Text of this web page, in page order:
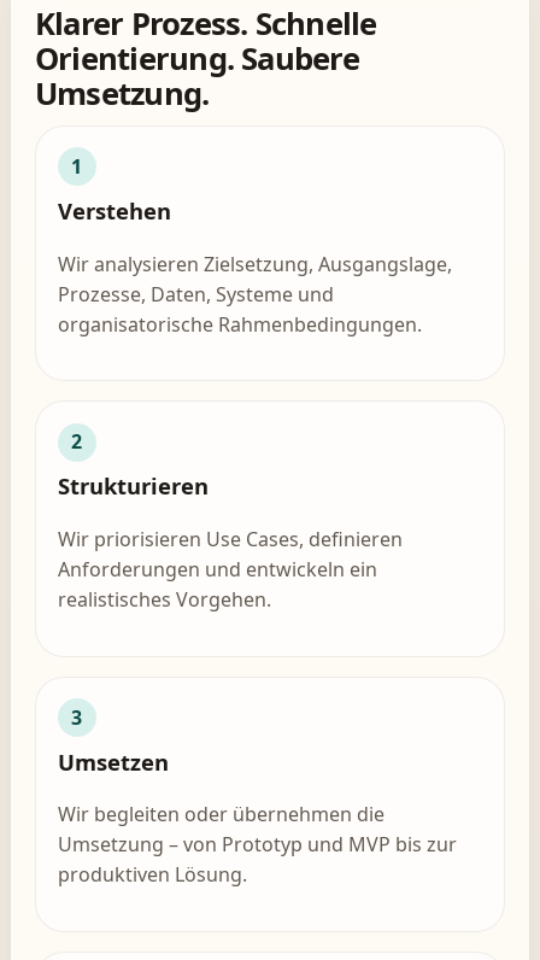
Klarer Prozess. Schnelle
Orientierung. Saubere
Umsetzung.
1
Verstehen
Wir analysieren Zielsetzung, Ausgangslage,
Prozesse, Daten, Systeme und
organisatorische Rahmenbedingungen.
2
Strukturieren
Wir priorisieren Use Cases, definieren
Anforderungen und entwickeln ein
realistisches Vorgehen.
3
Umsetzen
Wir begleiten oder übernehmen die
Umsetzung – von Prototyp und MVP bis zur
produktiven Lösung.